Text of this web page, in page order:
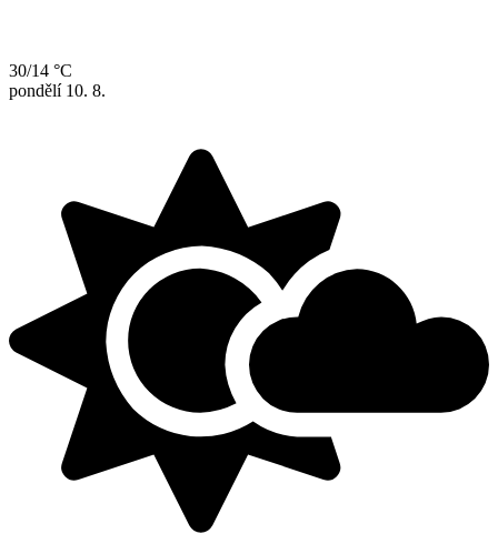
30/14 °C
pondělí 10. 8.